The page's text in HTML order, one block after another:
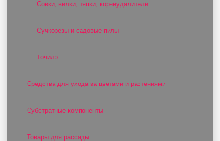
Совки, вилки, тяпки, корнеудалители
Сучкорезы и садовые пилы
Точило
Средства для ухода за цветами и растениями
Субстратные компоненты
Товары для рассады